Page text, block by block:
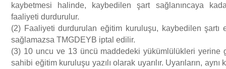
kaybetmesi halinde, kaybedilen şart sağlanıncaya
faaliyeti durdurulur.
(2) Faaliyeti durdurulan eğitim kuruluşu, kaybedilen
sağlamazsa TMGDEYB iptal edilir.
(3) 10 uncu ve 13 üncü maddedeki yükümlülükleri yerine
sahibi eğitim kuruluşu yazılı olarak uyarılır. Uyarıların,